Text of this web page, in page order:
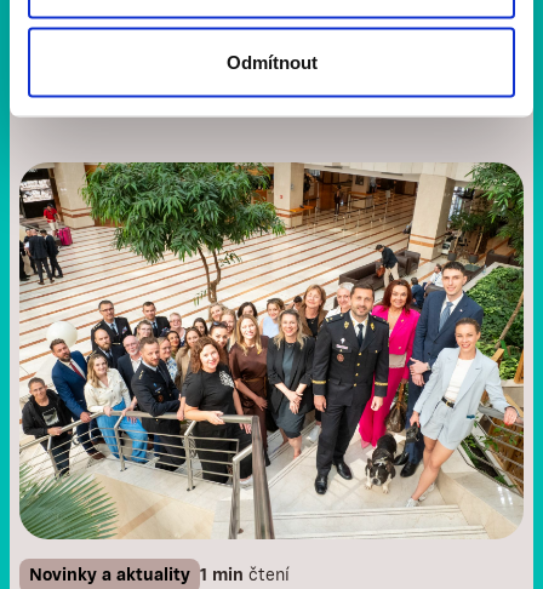
Odmítnout
přijďte se 11. června proběhnout nebo projít.
Nezapomeňte, že online registrace běží do 9. června,
poté je možné zapsat se i na místě. ‍
Novinky a aktuality 1 min čtení